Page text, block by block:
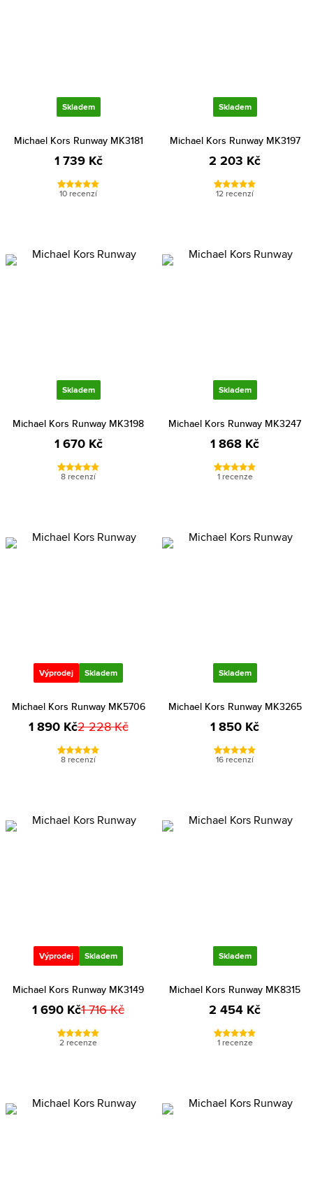
Skladem
Michael Kors Runway MK3181
1 739 Kč
10 recenzí
Skladem
Michael Kors Runway MK3197
2 203 Kč
12 recenzí
Skladem
Michael Kors Runway MK3198
1 670 Kč
8 recenzí
Skladem
Michael Kors Runway MK3247
1 868 Kč
1 recenze
Výprodej Skladem
Michael Kors Runway MK5706
1 890 Kč2 228 Kč
8 recenzí
Skladem
Michael Kors Runway MK3265
1 850 Kč
16 recenzí
Výprodej Skladem
Michael Kors Runway MK3149
1 690 Kč1 716 Kč
2 recenze
Skladem
Michael Kors Runway MK8315
2 454 Kč
1 recenze